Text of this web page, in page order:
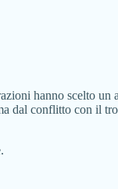
hanno scelto un
dal conflitto con il